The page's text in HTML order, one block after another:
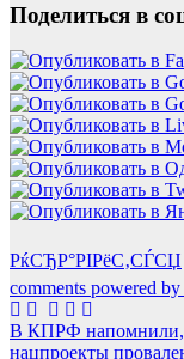
Поделиться в
РќСЂР°РІРёС‚СЃСЏ
comments powered
Навигация
В КПРФ напомнили,
нацпроекты